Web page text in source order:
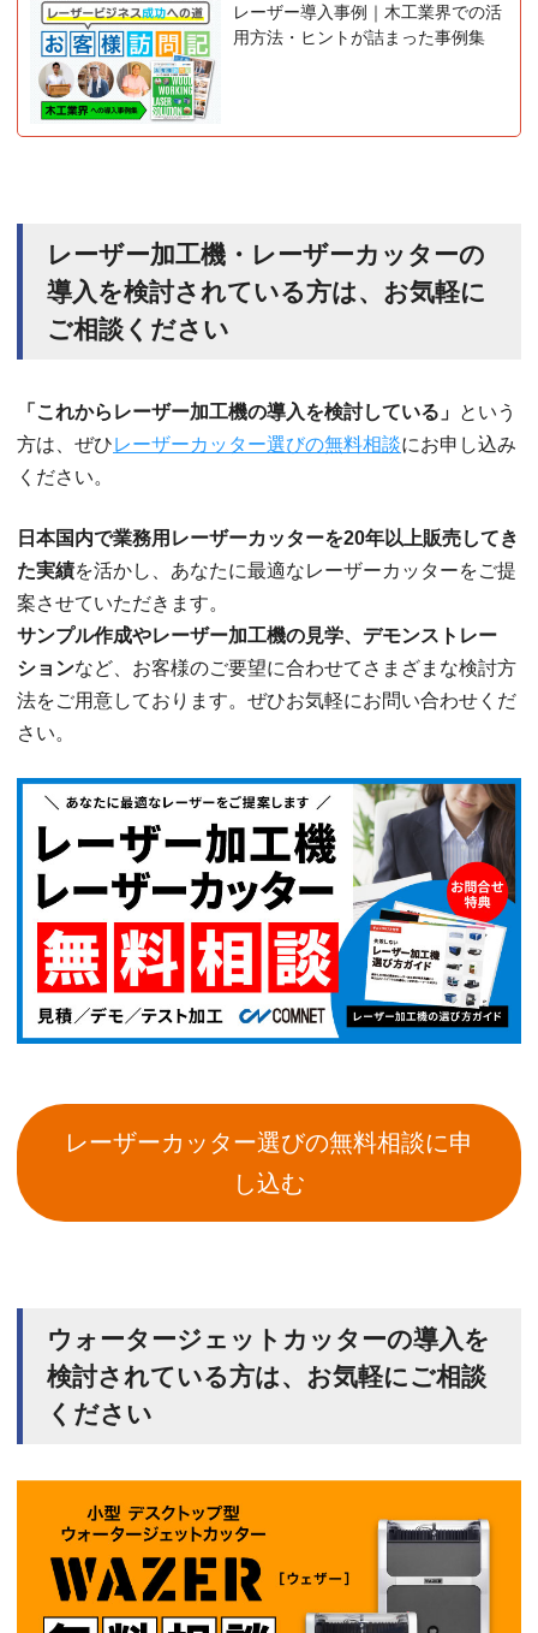
レーザー導入事例｜木工業界での活
用方法・ヒントが詰まった事例集
レーザー加工機・レーザーカッターの
導入を検討されている方は、お気軽に
ご相談ください
「これからレーザー加工機の導入を検討している」 という
方は、ぜひレーザーカッター選びの無料相談にお申し込み
ください。
日本国内で業務用レーザーカッターを20年以上販売してき
た実績を活かし、あなたに最適なレーザーカッターをご提
案させていただきます。
サンプル作成やレーザー加工機の見学、デモンストレー
ションなど、お客様のご要望に合わせてさまざまな検討方
法をご用意しております。ぜひお気軽にお問い合わせくだ
さい。
レーザーカッター選びの無料相談に申
し込む
ウォータージェットカッターの導入を
検討されている方は、お気軽にご相談
ください